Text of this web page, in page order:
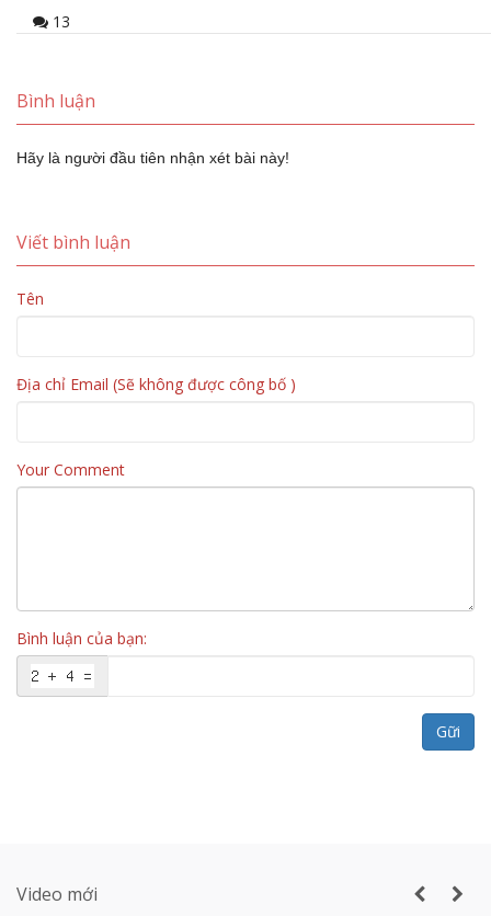
13
Bình luận
Hãy là người đầu tiên nhận xét bài này!
Viết bình luận
Tên
Địa chỉ Email (Sẽ không được công bố )
Your Comment
Bình luận của bạn:
Gữi
Video mới